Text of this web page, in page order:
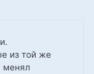
из той же
менял